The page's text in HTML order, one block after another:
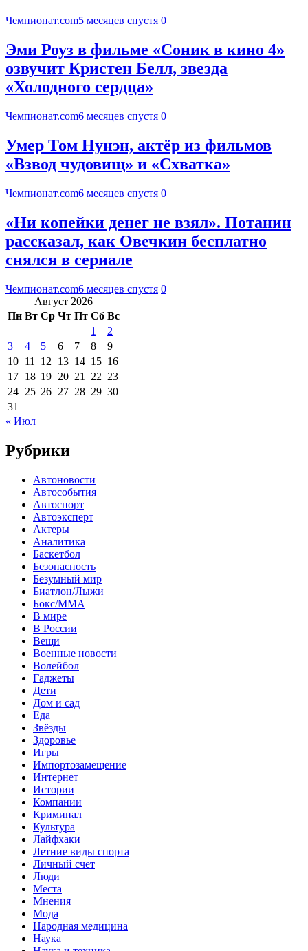
Чемпионат.com5 месяцев спустя 0
Эми Роуз в фильме «Соник в кино 4»
озвучит Кристен Белл, звезда
«Холодного сердца»
Чемпионат.com6 месяцев спустя 0
Умер Том Нунэн, актёр из фильмов
«Взвод чудовищ» и «Схватка»
Чемпионат.com6 месяцев спустя 0
«Ни копейки денег не взял». Потанин
рассказал, как Овечкин бесплатно
снялся в сериале
Чемпионат.com6 месяцев спустя 0
Август 2026
Пн Вт Ср Чт Пт Сб Вс
1
2
3
4 5 6 7 8
9
10 11 12 13 14 15 16
17 18 19 20 21 22 23
24 25 26 27 28 29 30
31
« Июл
Рубрики
Автоновости
Автособытия
Автоспорт
Автоэксперт
Актеры
Аналитика
Баскетбол
Безопасность
Безумный мир
Биатлон/Лыжи
Бокс/MMA
В мире
В России
Вещи
Военные новости
Волейбол
Гаджеты
Дети
Дом и сад
Еда
Звёзды
Здоровье
Игры
Импортозамещение
Интернет
Истории
Компании
Криминал
Культура
Лайфхаки
Летние виды спорта
Личный счет
Люди
Места
Мнения
Мода
Народная медицина
Наука